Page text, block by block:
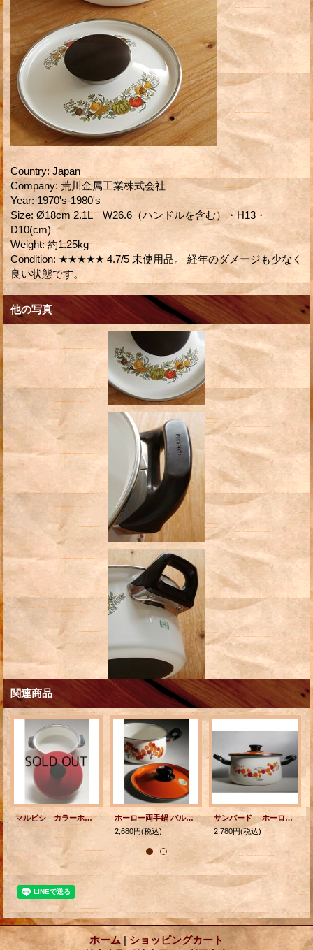
Country: Japan
Company: 荒川金属工業株式会社
Year: 1970's-1980's
Size: Ø18cm 2.1L W26.6（ハンドルを含む）・H13・
D10(cm)
Weight: 約1.25kg
Condition: ★★★★★ 4.7/5 未使用品。 経年のダメージも少なく
良い状態です。
他の写真
関連商品
マルビシ カラーホーローウエア 両手鍋 レッド Ø26cm PIC（ゆげぬき付き）
ホーロー両手鍋 バルーン柄
2,680円(税込)
サンバード ホーロー両手鍋 バルーン、フラワー柄(オレンジ/レッド/カーキ/ブラック）
2,780円(税込)
ホーム | ショッピングカート